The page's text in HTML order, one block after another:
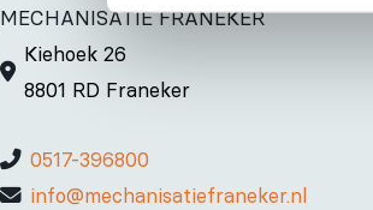
MECHANISATIE FRANEKER
Kiehoek 26
8801 RD Franeker
0517-396800
info@mechanisatiefraneker.nl